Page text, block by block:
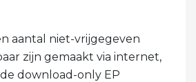
aantal niet-vrijgegeven
zijn gemaakt via internet,
download-only EP